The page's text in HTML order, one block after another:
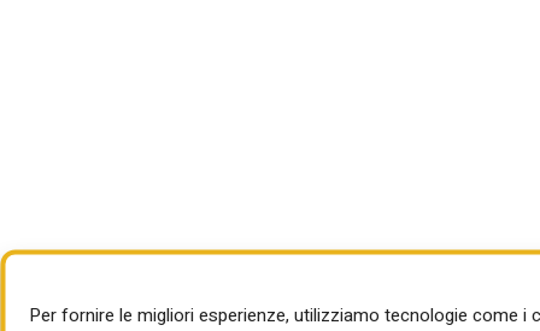
Per fornire le migliori esperienze, utilizziamo tecnologie come